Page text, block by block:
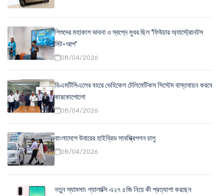
শিশুদের মহাকাশ ভাবনা ও স্বপ্নে মুখর ছিল 'ফিউচার অ্যাস্ট্রোনটস
মিট-আপ'
08/04/2026
ডিএমটিসিএলের বহরে ভেহিকেল টেলিমেটিকস সিস্টেম বাস্তবায়ন করবে
কারকোপোলো
08/04/2026
বাংলাদেশে উবারের হাইব্রিড সাবস্ক্রিপশন চালু
08/04/2026
নতুন স্যামসাং গ্যালাক্সি এ২৭ ৫জি নিয়ে কী প্রত্যাশা করছেন